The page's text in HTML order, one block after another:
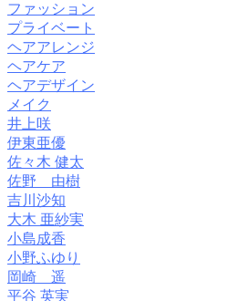
ファッション
プライベート
ヘアアレンジ
ヘアケア
ヘアデザイン
メイク
井上咲
伊東亜優
佐々木 健太
佐野 由樹
吉川沙知
大木 亜紗実
小島成香
小野ふゆり
岡崎 遥
平谷 英実